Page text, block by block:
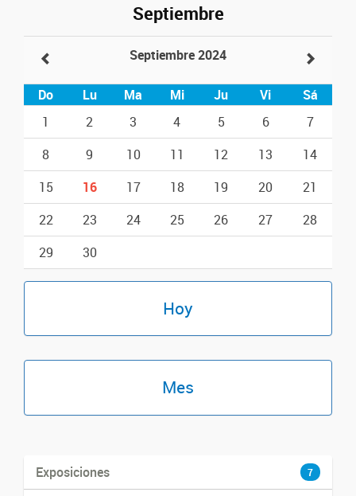
Septiembre
Septiembre 2024
Do Lu Ma Mi Ju Vi
Sá
1
2 3 4 5 6
7
8
9 10 11 12 13
14
15
16 17 18 19 20
21
22
23 24 25 26 27
28
29
30
Hoy
Mes
Exposiciones 7